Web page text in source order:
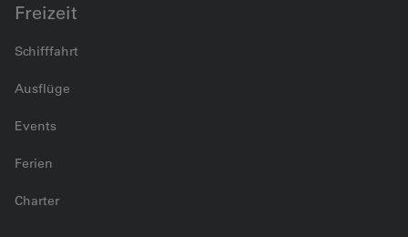
Freizeit
Schifffahrt
Ausflüge
Events
Ferien
Charter